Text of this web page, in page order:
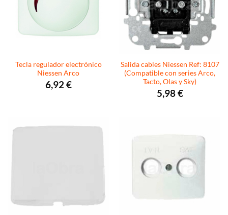
Tecla regulador electrónico
Niessen Arco
6,92 €
Salida cables Niessen Ref: 8107
(Compatible con series Arco,
Tacto, Olas y Sky)
5,98€